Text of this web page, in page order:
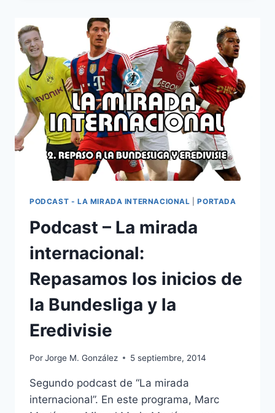
ESTA
EREDIVISIE
PODCAST - LA MIRADA INTERNACIONAL |PORTADA
Podcast – La mirada
internacional:
Repasamos los inicios de
la Bundesliga y la
Eredivisie
PorJorge M. González 5 septiembre, 2014
Segundo podcast de “La mirada
internacional”. En este programa, Marc